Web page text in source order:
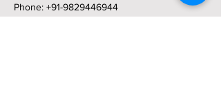
Phone: +91-9829446944